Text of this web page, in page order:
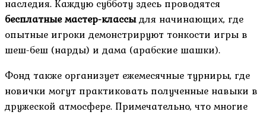
наследия. Каждую субботу здесь проводятся
бесплатные мастер-классыдля начинающих, где
опытные игроки демонстрируют тонкости игры в
шеш-беш (нарды) и дама (арабские шашки).
Фонд также организует ежемесячные турниры, где
новички могут практиковать полученные навыки в
дружеской атмосфере. Примечательно, что многие